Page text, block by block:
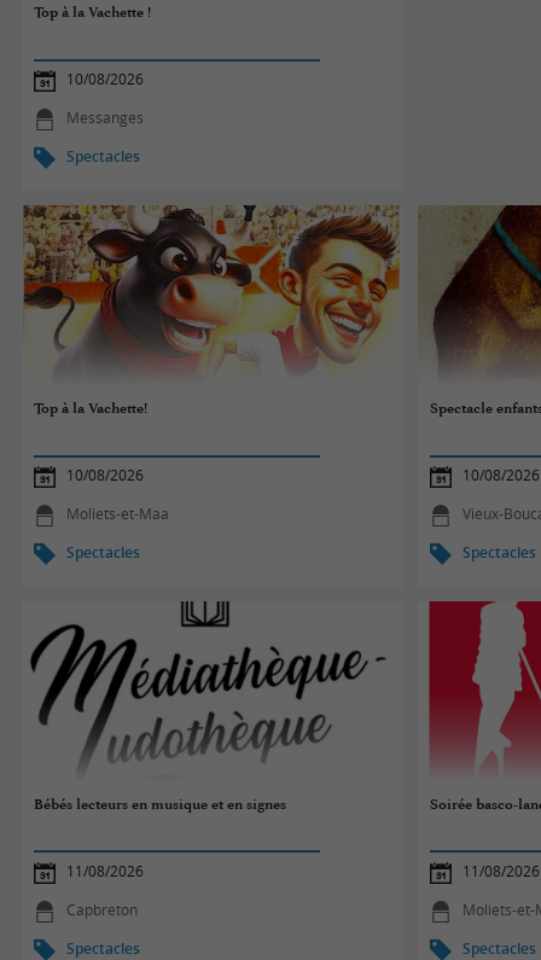
Top à la Vachette !
10/08/2026
Messanges
Spectacles
Top à la Vachette!
10/08/2026
Moliets-et-Maa
Spectacles
Spectacle
10/08/2026
Vieux-
Spectacles
Bébés lecteurs en musique et en signes
11/08/2026
Capbreton
Spectacles
Soirée basco-
11/08/2026
Moliets-et-
Spectacles